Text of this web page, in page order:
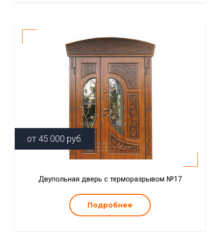
от 45 000 руб.
Двупольная дверь с терморазрывом №17
Подробнее